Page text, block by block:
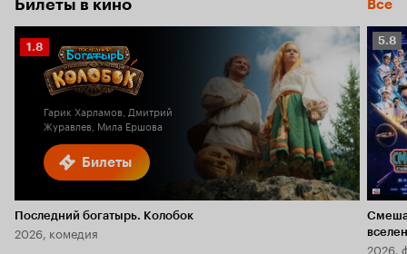
Билеты в кино Все
Билеты
Рейтинг
Кинопоиска
1.8
Гарик Харламов, Дмитрий
Журавлев, Мила Ершова
Последний богатырь. Колобок
2026, комедия
5.8
5.8
2026,